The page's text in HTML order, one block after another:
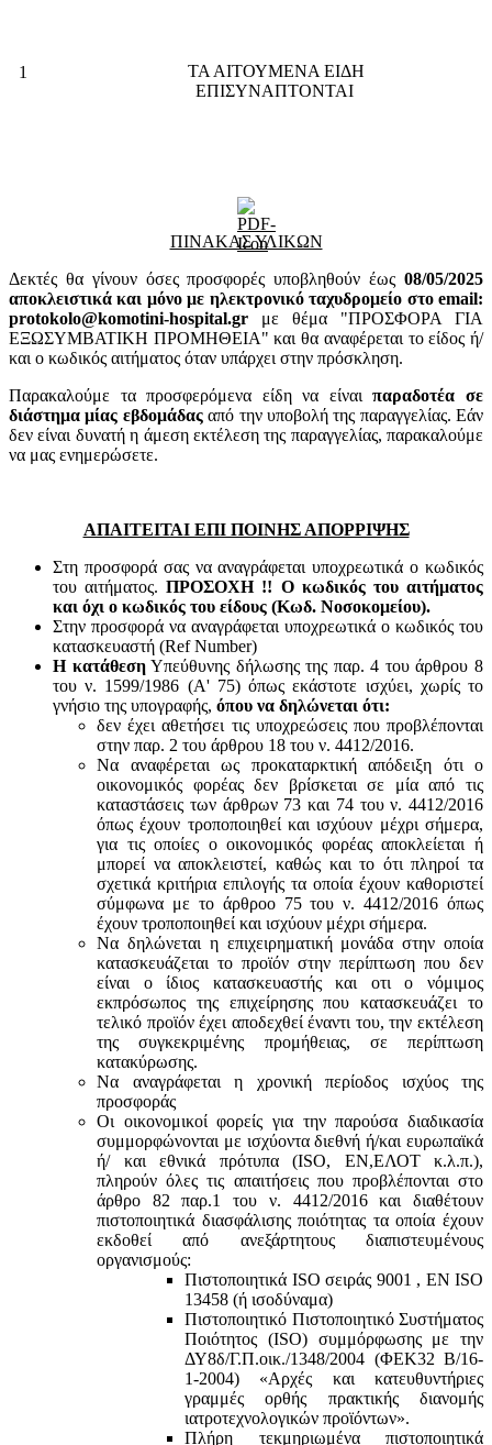
1
ΤΑ ΑΙΤΟΥΜΕΝΑ ΕΙΔΗ
ΕΠΙΣΥΝΑΠΤΟΝΤΑΙ
ΠΙΝΑΚΑΣ ΥΛΙΚΩΝ
Δεκτές θα γίνουν όσες προσφορές υποβληθούν έως 08/05/2025
αποκλειστικά και μόνο με ηλεκτρονικό ταχυδρομείο στο email:
protokolo@komotini-hospital.gr με θέμα "ΠΡΟΣΦΟΡΑ ΓΙΑ
ΕΞΩΣΥΜΒΑΤΙΚΗ ΠΡΟΜΗΘΕΙΑ" και θα αναφέρεται το είδος ή/
και ο κωδικός αιτήματος όταν υπάρχει στην πρόσκληση.
Παρακαλούμε τα προσφερόμενα είδη να είναιπαραδοτέα σε
διάστημα μίας εβδομάδαςαπό την υποβολή της παραγγελίας. Εάν
δεν είναι δυνατή η άμεση εκτέλεση της παραγγελίας, παρακαλούμε
να μας ενημερώσετε.
ΑΠΑΙΤΕΙΤΑΙ ΕΠΙ ΠΟΙΝΗΣ ΑΠΟΡΡΙΨΗΣ
Στη προσφορά σας να αναγράφεται υποχρεωτικά ο κωδικός
του αιτήματος.ΠΡΟΣΟΧΗ !! Ο κωδικός του αιτήματος
και όχι ο κωδικός του είδους (Κωδ. Νοσοκομείου).
Στην προσφορά να αναγράφεται υποχρεωτικά ο κωδικός του
κατασκευαστή (Ref Number)
Η κατάθεσηΥπεύθυνης δήλωσης της παρ. 4 του άρθρου 8
του ν. 1599/1986 (Α' 75) όπως εκάστοτε ισχύει, χωρίς το
γνήσιο της υπογραφής, όπου να δηλώνεται ότι:
δεν έχει αθετήσει τις υποχρεώσεις που προβλέπονται
στην παρ. 2 του άρθρου 18 του ν. 4412/2016.
Να αναφέρεται ως προκαταρκτική απόδειξη ότι ο
οικονομικός φορέας δεν βρίσκεται σε μία από τις
καταστάσεις των άρθρων 73 και 74 του ν. 4412/2016
όπως έχουν τροποποιηθεί και ισχύουν μέχρι σήμερα,
για τις οποίες ο οικονομικός φορέας αποκλείεται ή
μπορεί να αποκλειστεί, καθώς και το ότι πληροί τα
σχετικά κριτήρια επιλογής τα οποία έχουν καθοριστεί
σύμφωνα με τo άρθροo 75 του ν. 4412/2016 όπως
έχουν τροποποιηθεί και ισχύουν μέχρι σήμερα.
Να δηλώνεται η επιχειρηματική μονάδα στην οποία
κατασκευάζεται το προϊόν στην περίπτωση που δεν
είναι ο ίδιος κατασκευαστής και oτι ο νόμιμος
εκπρόσωπος της επιχείρησης που κατασκευάζει το
τελικό προϊόν έχει αποδεχθεί έναντι του, την εκτέλεση
της συγκεκριμένης προμήθειας, σε περίπτωση
κατακύρωσης.
Να αναγράφεται η χρονική περίοδος ισχύος της
προσφοράς
Οι οικονομικοί φορείς για την παρούσα διαδικασία
συμμορφώνονται με ισχύοντα διεθνή ή/και ευρωπαϊκά
ή/ και εθνικά πρότυπα (ISO, ΕΝ,ΕΛΟΤ κ.λ.π.),
πληρούν όλες τις απαιτήσεις που προβλέπονται στο
άρθρο 82 παρ.1 του ν. 4412/2016 και διαθέτουν
πιστοποιητικά διασφάλισης ποιότητας τα οποία έχουν
εκδοθεί από ανεξάρτητους διαπιστευμένους
οργανισμούς:
Πιστοποιητικά ISO σειράς 9001 , ΕΝ ISO
13458 (ή ισοδύναμα)
Πιστοποιητικό Πιστοποιητικό Συστήματος
Ποιότητος (ISO) συμμόρφωσης με την
ΔΥ8δ/Γ.Π.οικ./1348/2004 (ΦΕΚ32 Β/16-
1-2004) «Αρχές και κατευθυντήριες
γραμμές ορθής πρακτικής διανομής
ιατροτεχνολογικών προϊόντων».
Πλήρη τεκμηριωμένα πιστοποιητικά